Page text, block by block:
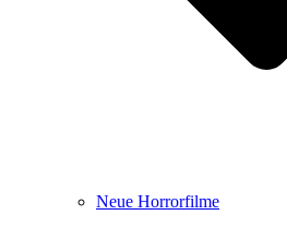
Neue Horrorfilme